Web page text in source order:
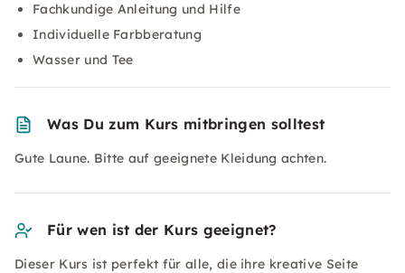
Fachkundige Anleitung und Hilfe
Individuelle Farbberatung
Wasser und Tee
Was Du zum Kurs mitbringen solltest
Gute Laune. Bitte auf geeignete Kleidung achten.
Für wen ist der Kurs geeignet?
Dieser Kurs ist perfekt für alle, die ihre kreative Seite